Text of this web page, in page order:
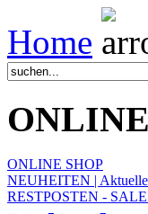
Home
ONLINE SHOP
NEUHEITEN |
RESTPOSTEN -